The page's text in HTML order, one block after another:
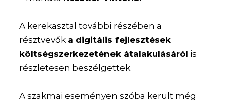
A kerekasztal további részében a
résztvevők a digitális fejlesztések
költségszerkezetének átalakulásáról is
részletesen beszélgettek.
A szakmai eseményen szóba került még